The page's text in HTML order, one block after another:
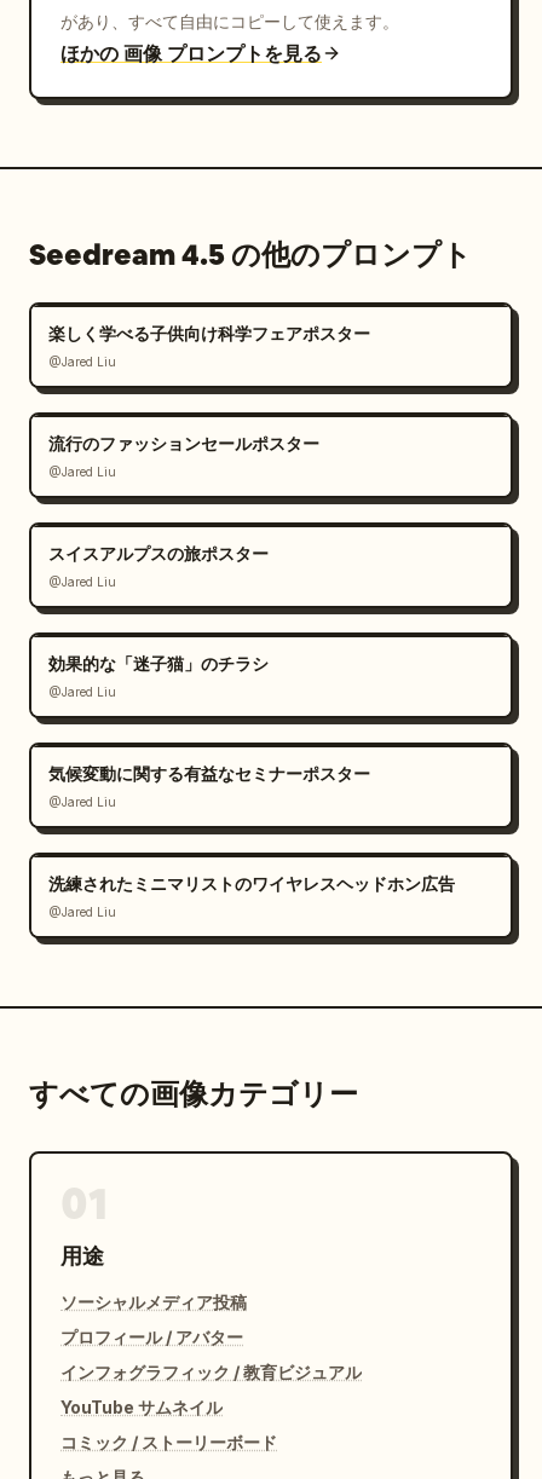
があり、すべて自由にコピーして使えます。
ほかの 画像 プロンプトを見る
Seedream 4.5 の他のプロンプト
楽しく学べる子供向け科学フェアポスター
@Jared Liu
流行のファッションセールポスター
@Jared Liu
スイスアルプスの旅ポスター
@Jared Liu
効果的な「迷子猫」のチラシ
@Jared Liu
気候変動に関する有益なセミナーポスター
@Jared Liu
洗練されたミニマリストのワイヤレスヘッドホン広告
@Jared Liu
すべての画像カテゴリー
用途
ソーシャルメディア投稿
プロフィール / アバター
インフォグラフィック / 教育ビジュアル
YouTube サムネイル
コミック / ストーリーボード